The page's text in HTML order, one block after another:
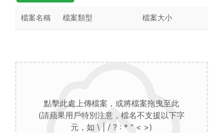
檔案名稱 檔案類型 檔案大小
點擊此處上傳檔案，或將檔案拖曳至此
(請蘋果用戶特別注意，檔名不支援以下字
元，如 \ | / ? : * " < >)